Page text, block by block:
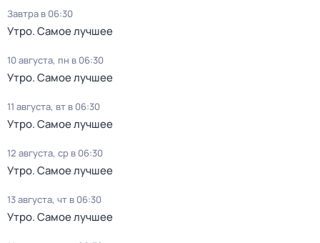
Завтра в 06:30
Утро. Самое лучшее
10 августа, пн в 06:30
Утро. Самое лучшее
11 августа, вт в 06:30
Утро. Самое лучшее
12 августа, ср в 06:30
Утро. Самое лучшее
13 августа, чт в 06:30
Утро. Самое лучшее